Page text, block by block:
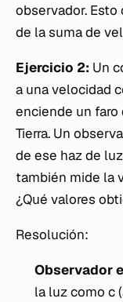
observador.
de la suma de
Ejercicio 2: Un
a una velocidad
enciende un faro
Tierra. Un
de ese haz de
también mide la
¿Qué valores
Resolución:
Observador
la luz como c